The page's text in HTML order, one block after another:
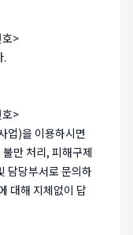
>
.
>
업)을 이용하시면
만 처리, 피해구제
담당부서로 문의하
대해 지체없이 답